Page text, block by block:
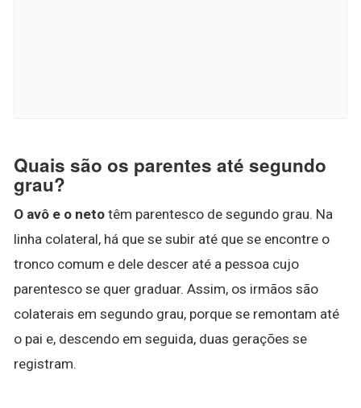
Quais são os parentes até segundo
grau?
O avô e o neto têm parentesco de segundo grau. Na
linha colateral, há que se subir até que se encontre o
tronco comum e dele descer até a pessoa cujo
parentesco se quer graduar. Assim, os irmãos são
colaterais em segundo grau, porque se remontam até
o pai e, descendo em seguida, duas gerações se
registram.